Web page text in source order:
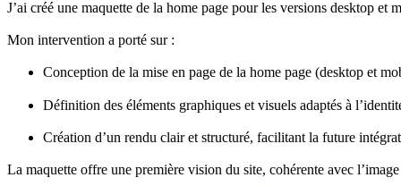
J’ai créé une maquette de la home page pour les versions desktop
Mon intervention a porté sur :
Conception de la mise en page de la home page (desktop et
Définition des éléments graphiques et visuels adaptés à
Création d’un rendu clair et structuré, facilitant la future
La maquette offre une première vision du site, cohérente avec